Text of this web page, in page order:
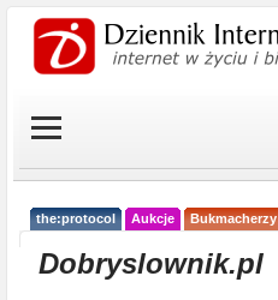
the:protocol Aukcje Bukmacherzy
Dobryslownik.pl